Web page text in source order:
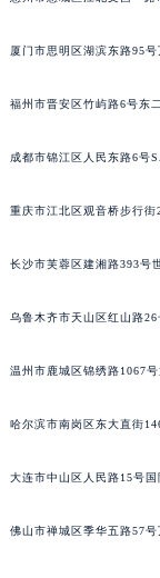
厦门市思明区湖滨东路95
福州市晋安区竹屿路6号东
成都市锦江区人民东路6号
重庆市江北区观音桥步行街
长沙市芙蓉区建湘路393号
乌鲁木齐市天山区红山路
温州市鹿城区锦绣路1067
哈尔滨市南岗区东大直街
大连市中山区人民路15号国
佛山市禅城区季华五路57